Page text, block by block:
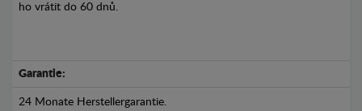
ho vrátit do 60 dnů.
Garantie:
24 Monate Herstellergarantie.